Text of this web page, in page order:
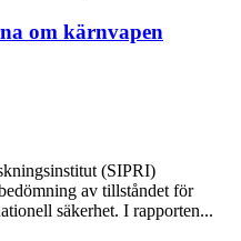
om kärnvapen
(SIPRI)
av tillståndet för
säkerhet. I rapporten...